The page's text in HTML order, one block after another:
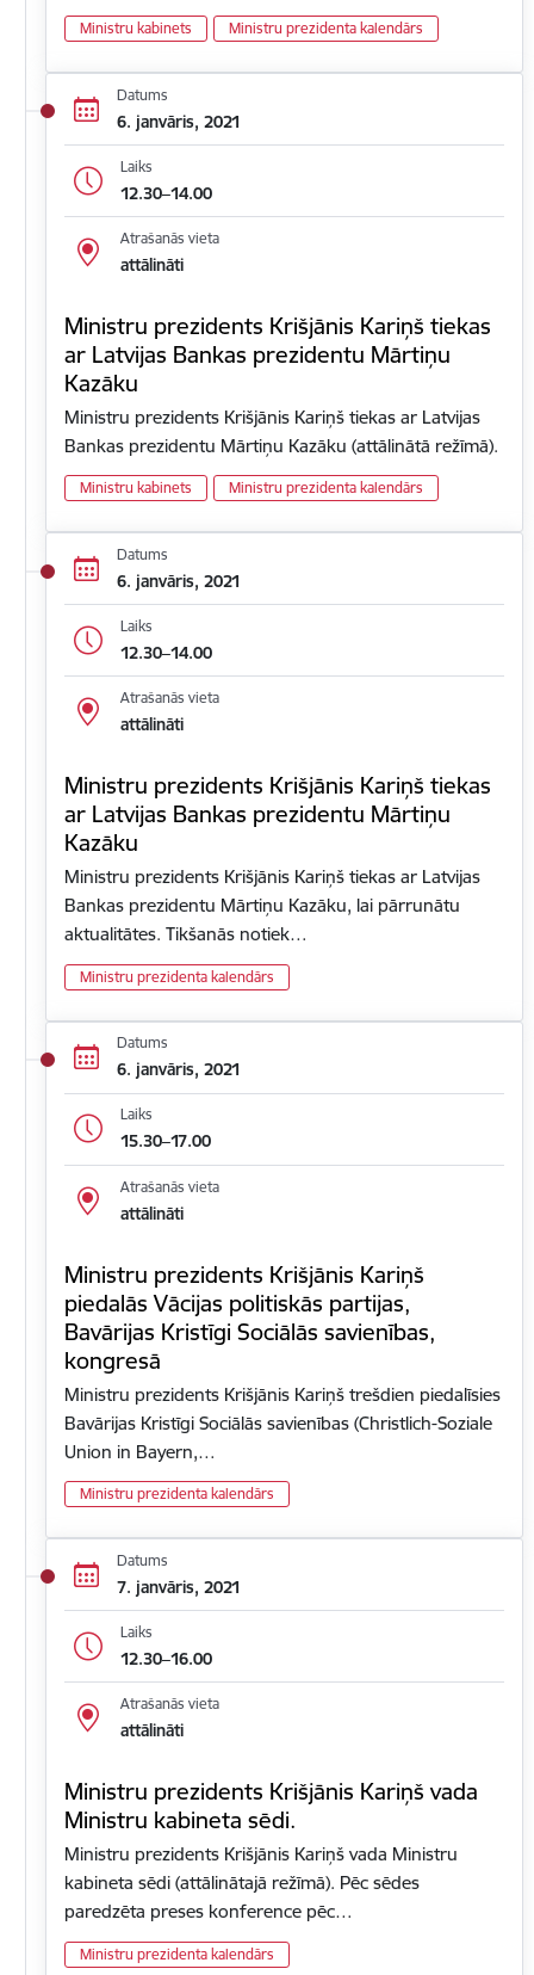
Ministru kabinets Ministru prezidenta kalendārs
Datums
6. janvāris, 2021
Laiks
12.30–14.00
Atrašanās vieta
attālināti
Ministru prezidents Krišjānis Kariņš tiekas
ar Latvijas Bankas prezidentu Mārtiņu
Kazāku
Ministru prezidents Krišjānis Kariņš tiekas ar Latvijas
Bankas prezidentu Mārtiņu Kazāku (attālinātā režīmā).
Ministru kabinets Ministru prezidenta kalendārs
Datums
6. janvāris, 2021
Laiks
12.30–14.00
Atrašanās vieta
attālināti
Ministru prezidents Krišjānis Kariņš tiekas
ar Latvijas Bankas prezidentu Mārtiņu
Kazāku
Ministru prezidents Krišjānis Kariņš tiekas ar Latvijas
Bankas prezidentu Mārtiņu Kazāku, lai pārrunātu
aktualitātes. Tikšanās notiek…
Ministru prezidenta kalendārs
Datums
6. janvāris, 2021
Laiks
15.30–17.00
Atrašanās vieta
attālināti
Ministru prezidents Krišjānis Kariņš
piedalās Vācijas politiskās partijas,
Bavārijas Kristīgi Sociālās savienības,
kongresā
Ministru prezidents Krišjānis Kariņš trešdien piedalīsies
Bavārijas Kristīgi Sociālās savienības (Christlich-Soziale
Union in Bayern,…
Ministru prezidenta kalendārs
Datums
7. janvāris, 2021
Laiks
12.30–16.00
Atrašanās vieta
attālināti
Ministru prezidents Krišjānis Kariņš vada
Ministru kabineta sēdi.
Ministru prezidents Krišjānis Kariņš vada Ministru
kabineta sēdi (attālinātajā režīmā). Pēc sēdes
paredzēta preses konference pēc…
Ministru prezidenta kalendārs